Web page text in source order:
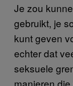
Je zou
gebruikt, je
kunt geven
echter dat
seksuele
manieren